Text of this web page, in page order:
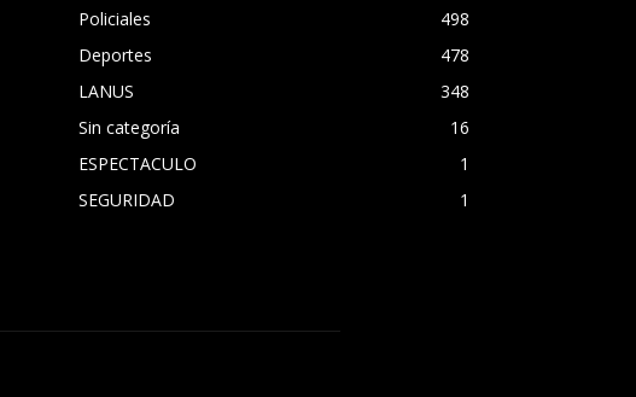
Policiales
498
Deportes
478
LANUS
348
Sin categoría
16
ESPECTACULO
1
SEGURIDAD
1